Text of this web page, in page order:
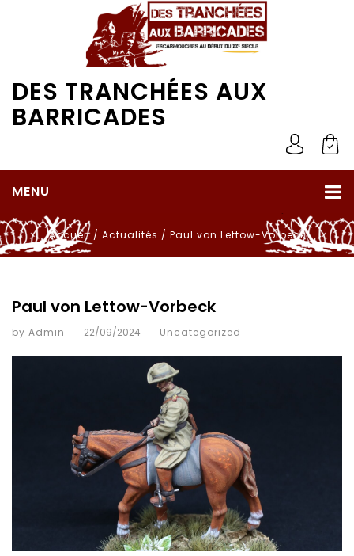
DES TRANCHÉES AUX
BARRICADES
MENU
Accueil/ Actualités / Paul von Lettow-Vorbeck
Paul von Lettow-Vorbeck
by Admin 22/09/2024 Uncategorized